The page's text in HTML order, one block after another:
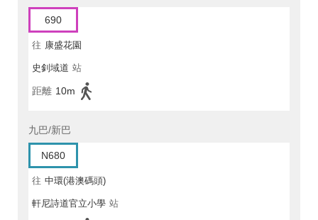
690
往 康盛花園
史釗域道 站
距離 10m
九巴/新巴
N680
往 中環(港澳碼頭)
軒尼詩道官立小學 站